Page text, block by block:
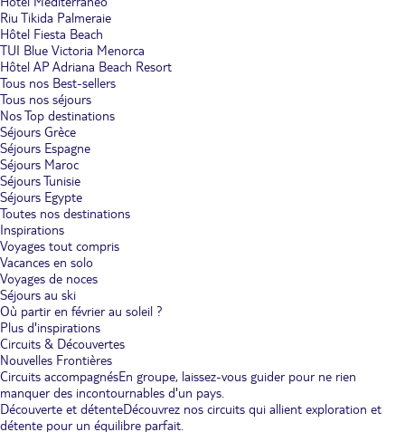
Riu Tikida Palmeraie
Hôtel Fiesta Beach
TUI Blue Victoria Menorca
Hôtel AP Adriana Beach Resort
Tous nos Best-sellers
Tous nos séjours
Nos Top destinations
Séjours Grèce
Séjours Espagne
Séjours Maroc
Séjours Tunisie
Séjours Egypte
Toutes nos destinations
Inspirations
Voyages tout compris
Vacances en solo
Voyages de noces
Séjours au ski
Où partir en février au soleil ?
Plus d'inspirations
Circuits & Découvertes
Nouvelles Frontières
Circuits accompagnésEn groupe, laissez-vous guider pour ne rien
manquer des incontournables d'un pays.
Découverte et détenteDécouvrez nos circuits qui allient exploration et
détente pour un équilibre parfait.